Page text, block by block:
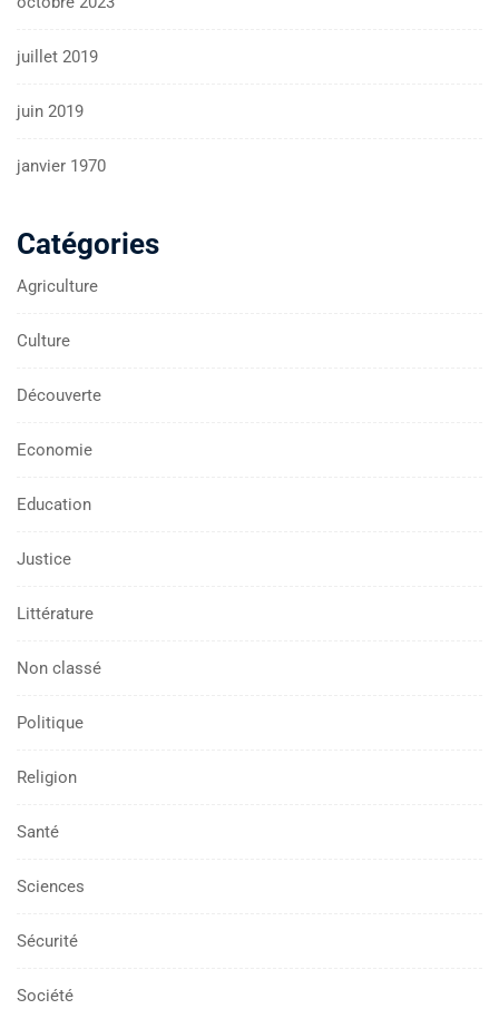
juillet 2019
juin 2019
janvier 1970
Catégories
Agriculture
Culture
Découverte
Economie
Education
Justice
Littérature
Non classé
Politique
Religion
Santé
Sciences
Sécurité
Société